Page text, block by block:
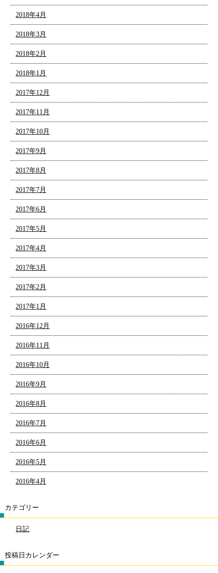
2018年4月
2018年3月
2018年2月
2018年1月
2017年12月
2017年11月
2017年10月
2017年9月
2017年8月
2017年7月
2017年6月
2017年5月
2017年4月
2017年3月
2017年2月
2017年1月
2016年12月
2016年11月
2016年10月
2016年9月
2016年8月
2016年7月
2016年6月
2016年5月
2016年4月
カテゴリー
日記
投稿日カレンダー